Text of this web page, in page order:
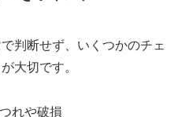
判断せず、いくつかのチェ
大切です。
れや破損